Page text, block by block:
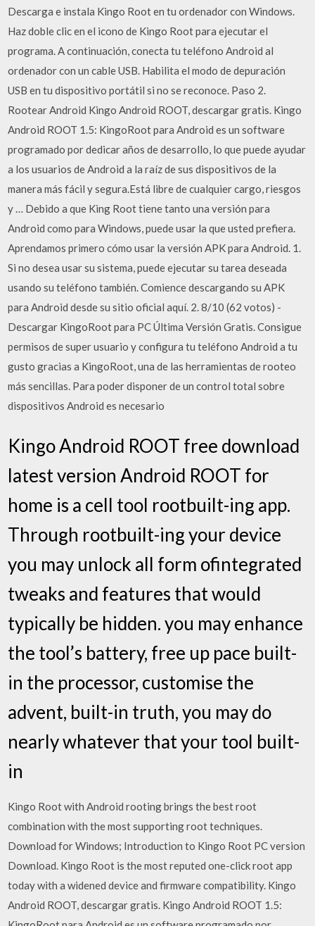
Descarga e instala Kingo Root en tu ordenador con Windows.
Haz doble clic en el icono de Kingo Root para ejecutar el
programa. A continuación, conecta tu teléfono Android al
ordenador con un cable USB. Habilita el modo de depuración
USB en tu dispositivo portátil si no se reconoce. Paso 2.
Rootear Android Kingo Android ROOT, descargar gratis. Kingo
Android ROOT 1.5: KingoRoot para Android es un software
programado por dedicar años de desarrollo, lo que puede ayudar
a los usuarios de Android a la raíz de sus dispositivos de la
manera más fácil y segura.Está libre de cualquier cargo, riesgos
y … Debido a que King Root tiene tanto una versión para
Android como para Windows, puede usar la que usted prefiera.
Aprendamos primero cómo usar la versión APK para Android. 1.
Si no desea usar su sistema, puede ejecutar su tarea deseada
usando su teléfono también. Comience descargando su APK
para Android desde su sitio oficial aquí. 2. 8/10 (62 votos) -
Descargar KingoRoot para PC Última Versión Gratis. Consigue
permisos de super usuario y configura tu teléfono Android a tu
gusto gracias a KingoRoot, una de las herramientas de rooteo
más sencillas. Para poder disponer de un control total sobre
dispositivos Android es necesario
Kingo Android ROOT free download
latest version Android ROOT for
home is a cell tool rootbuilt-ing app.
Through rootbuilt-ing your device
you may unlock all form ofintegrated
tweaks and features that would
typically be hidden. you may enhance
the tool’s battery, free up pace built-
in the processor, customise the
advent, built-in truth, you may do
nearly whatever that your tool built-
in
Kingo Root with Android rooting brings the best root
combination with the most supporting root techniques.
Download for Windows; Introduction to Kingo Root PC version
Download. Kingo Root is the most reputed one-click root app
today with a widened device and firmware compatibility. Kingo
Android ROOT, descargar gratis. Kingo Android ROOT 1.5: